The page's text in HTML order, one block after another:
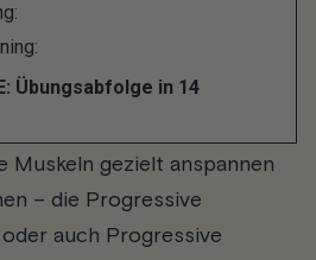
Übungsabfolge in 14
Muskeln gezielt anspannen
– die Progressive
auch Progressive